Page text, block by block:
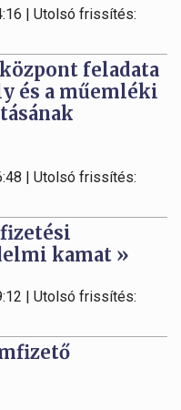
| Utolsó frissítés:
feladata
és a műemléki
| Utolsó frissítés:
kamat »
| Utolsó frissítés: